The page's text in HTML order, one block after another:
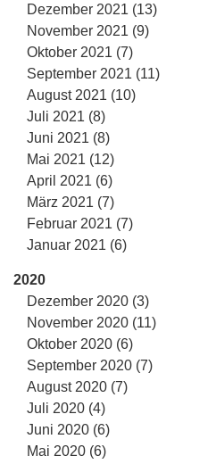
Dezember 2021 (13)
November 2021 (9)
Oktober 2021 (7)
September 2021 (11)
August 2021 (10)
Juli 2021 (8)
Juni 2021 (8)
Mai 2021 (12)
April 2021 (6)
März 2021 (7)
Februar 2021 (7)
Januar 2021 (6)
2020
Dezember 2020 (3)
November 2020 (11)
Oktober 2020 (6)
September 2020 (7)
August 2020 (7)
Juli 2020 (4)
Juni 2020 (6)
Mai 2020 (6)